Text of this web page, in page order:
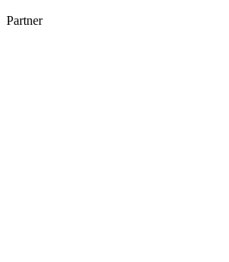
Partner